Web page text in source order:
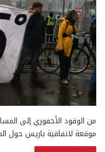
من الوقود الأحفوري إلى
موقعة لاتفاقية باريس حول